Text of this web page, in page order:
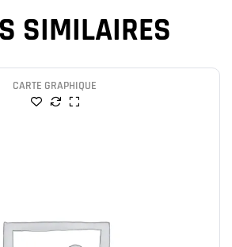
SIMILAIRES
CARTE GRAPHIQUE